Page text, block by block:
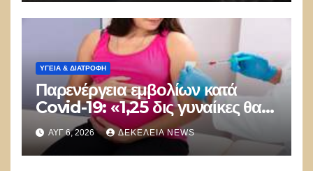
ΥΓΕΙΑ & ΔΙΑΤΡΟΦΗ
Παρενέργεια εμβολίων κατά
Covid-19: «1,25 δις γυναίκες θα
τεκνοποιήσουν ένα είδος
ανθρώπου που δεν έχει υπάρξει
μέχρι στιγμής»
ΑΥΓ 6, 2026 ΔΕΚΈΛΕΙΑ NEWS